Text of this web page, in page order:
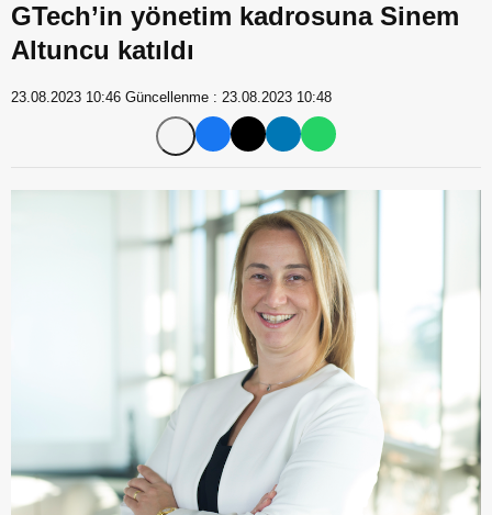
GTech’in yönetim kadrosuna Sinem
Altuncu katıldı
23.08.2023 10:46 Güncellenme : 23.08.2023 10:48